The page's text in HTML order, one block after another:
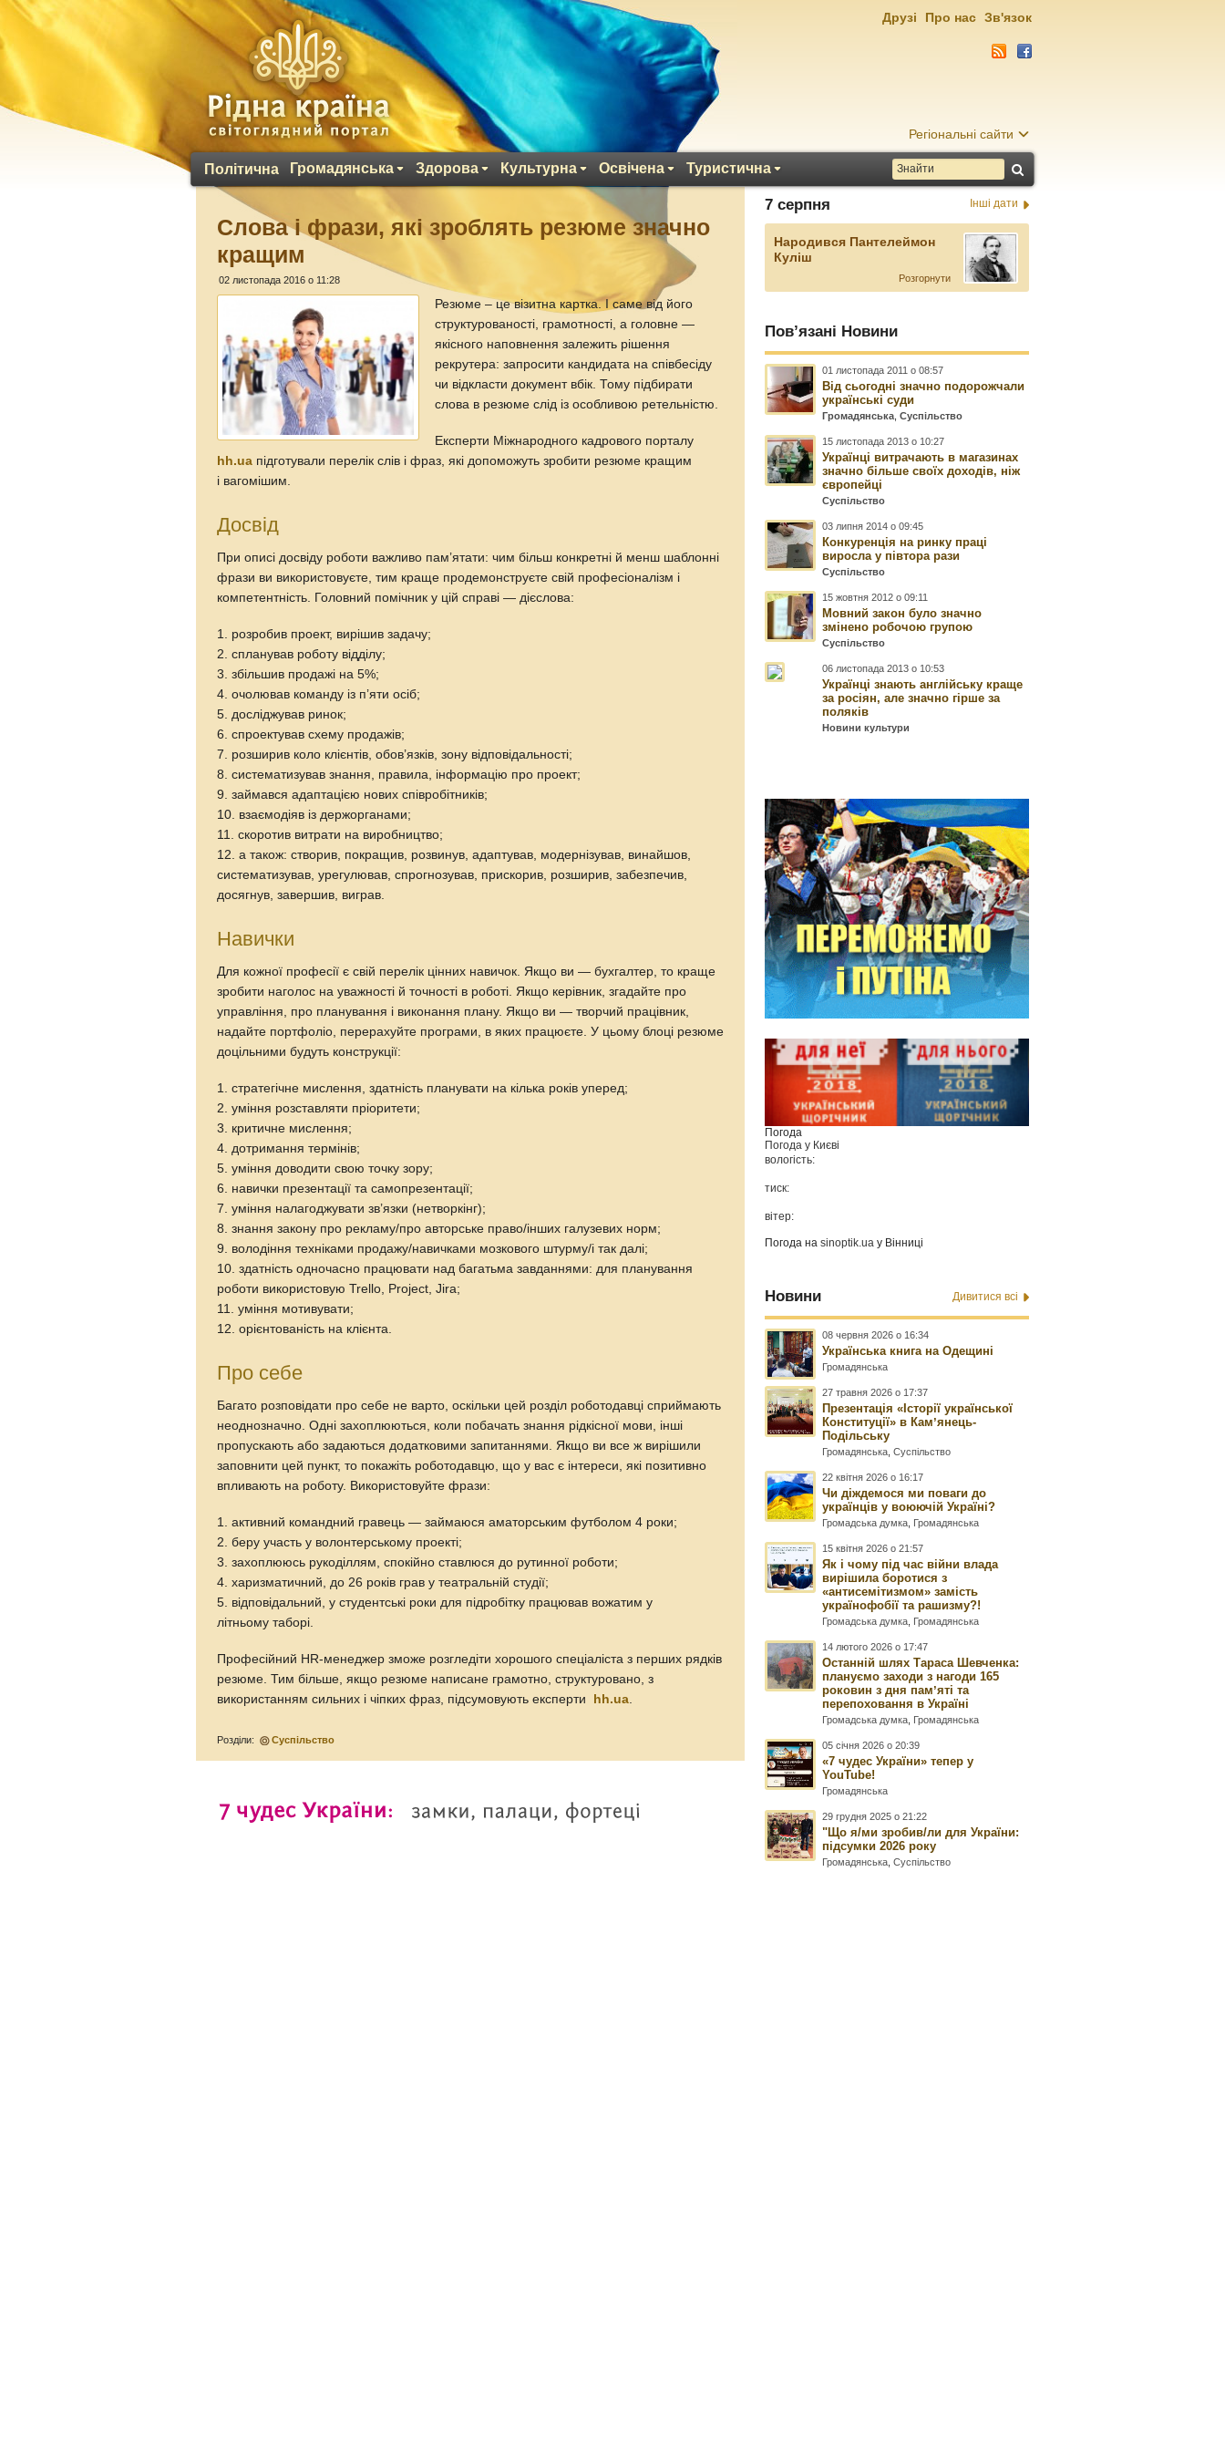
Регіональні сайти
Політична Громадянська Здорова Культурна Освічена Туристична
Друзі Про нас Зв'язок
Слова і фрази, які зроблять резюме значно
кращим
02 листопада 2016 о 11:28
Резюме – це візитна картка. І саме від його
структурованості, грамотності, а головне —
якісного наповнення залежить рішення
рекрутера: запросити кандидата на співбесіду
чи відкласти документ вбік. Тому підбирати
слова в резюме слід із особливою ретельністю.
Експерти Міжнародного кадрового порталу
hh.ua підготували перелік слів і фраз, які допоможуть зробити резюме кращим
і вагомішим.
Досвід
При описі досвіду роботи важливо пам’ятати: чим більш конкретні й менш шаблонні
фрази ви використовуєте, тим краще продемонструєте свій професіоналізм і
компетентність. Головний помічник у цій справі — дієслова:
1. розробив проект, вирішив задачу;
2. спланував роботу відділу;
3. збільшив продажі на 5%;
4. очолював команду із п’яти осіб;
5. досліджував ринок;
6. спроектував схему продажів;
7. розширив коло клієнтів, обов’язків, зону відповідальності;
8. систематизував знання, правила, інформацію про проект;
9. займався адаптацією нових співробітників;
10. взаємодіяв із держорганами;
11. скоротив витрати на виробництво;
12. а також: створив, покращив, розвинув, адаптував, модернізував, винайшов,
систематизував, урегулював, спрогнозував, прискорив, розширив, забезпечив,
досягнув, завершив, виграв.
Навички
Для кожної професії є свій перелік цінних навичок. Якщо ви — бухгалтер, то краще
зробити наголос на уважності й точності в роботі. Якщо керівник, згадайте про
управління, про планування і виконання плану. Якщо ви — творчий працівник,
надайте портфоліо, перерахуйте програми, в яких працюєте. У цьому блоці резюме
доцільними будуть конструкції:
1. стратегічне мислення, здатність планувати на кілька років уперед;
2. уміння розставляти пріоритети;
3. критичне мислення;
4. дотримання термінів;
5. уміння доводити свою точку зору;
6. навички презентації та самопрезентації;
7. уміння налагоджувати зв’язки (нетворкінг);
8. знання закону про рекламу/про авторське право/інших галузевих норм;
9. володіння техніками продажу/навичками мозкового штурму/і так далі;
10. здатність одночасно працювати над багатьма завданнями: для планування
роботи використовую Trellо, Project, Jira;
11. уміння мотивувати;
12. орієнтованість на клієнта.
Про себе
Багато розповідати про себе не варто, оскільки цей розділ роботодавці сприймають
неоднозначно. Одні захоплюються, коли побачать знання рідкісної мови, інші
пропускають або задаються додатковими запитаннями. Якщо ви все ж вирішили
заповнити цей пункт, то покажіть роботодавцю, що у вас є інтереси, які позитивно
впливають на роботу. Використовуйте фрази:
1. активний командний гравець — займаюся аматорським футболом 4 роки;
2. беру участь у волонтерському проекті;
3. захоплююсь рукоділлям, спокійно ставлюся до рутинної роботи;
4. харизматичний, до 26 років грав у театральній студії;
5. відповідальний, у студентські роки для підробітку працював вожатим у
літньому таборі.
Професійний HR-менеджер зможе розгледіти хорошого спеціаліста з перших рядків
резюме. Тим більше, якщо резюме написане грамотно, структуровано, з
використанням сильних і чіпких фраз, підсумовують експерти
hh.ua
Розділи: Суспільство
7 серпня Інші дати
Народився Пантелеймон
Куліш
Розгорнути
Пов’язані Новини
01 листопада 2011 о 08:57
Від сьогодні значно подорожчали
українські суди
Громадянська ,Суспільство
15 листопада 2013 о 10:27
Українці витрачають в магазинах
значно більше своїх доходів, ніж
європейці
Суспільство
03 липня 2014 о 09:45
Конкуренція на ринку праці
виросла у півтора рази
Суспільство
15 жовтня 2012 о 09:11
Мовний закон було значно
змінено робочою групою
Суспільство
06 листопада 2013 о 10:53
Українці знають англійську краще
за росіян, але значно гірше за
поляків
Новини культури
Погода
Погода у Києві
вологість:
тиск:
вітер:
Погода наsinoptik.ua у Вінниці
Новини Дивитися всі
08 червня 2026 о 16:34
Українська книга на Одещині
Громадянська
27 травня 2026 о 17:37
Презентація «Історії української
Конституції» в Камʼянець-
Подільську
Громадянська ,Суспільство
22 квітня 2026 о 16:17
Чи діждемося ми поваги до
українців у воюючій Україні?
Громадська думка Громадянська
15 квітня 2026 о 21:57
Як і чому під час війни влада
вирішила боротися з
«антисемітизмом» замість
українофобії та рашизму?!
Громадська думка Громадянська
14 лютого 2026 о 17:47
Останній шлях Тараса Шевченка:
плануємо заходи з нагоди 165
роковин з дня памʼяті та
перепоховання в Україні
Громадська думка Громадянська
05 січня 2026 о 20:39
«7 чудес України» тепер у
YouTube!
Громадянська
29 грудня 2025 о 21:22
"Що я/ми зробив/ли для України:
підсумки 2026 року
Громадянська ,Суспільство